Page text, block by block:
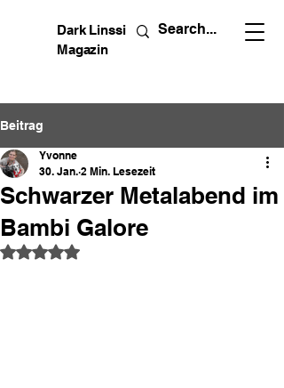
Dark Linssi
Magazin
Beitrag
Schwarzer Metalabend im
Bambi Galore
Yvonne
30. Jan. 2 Min. Lesezeit
Mit NaN von 5 Sternen bewertet.